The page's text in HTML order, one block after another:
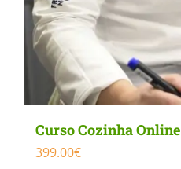
Curso Cozinha Online
399.00€